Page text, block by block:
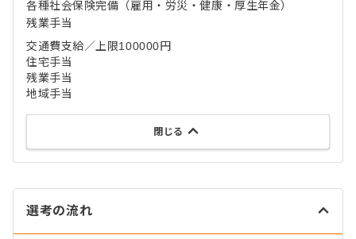
各種社会保険完備（雇用・労災・健康・厚生年金）
残業手当
交通費支給／上限100000円
住宅手当
残業手当
地域手当
閉じる
選考の流れ